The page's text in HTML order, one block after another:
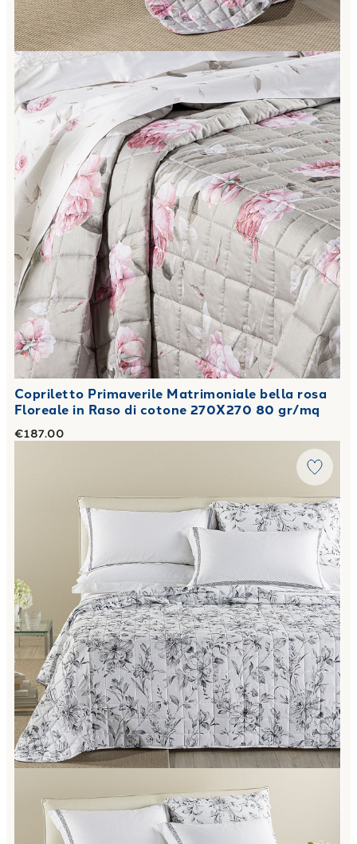
Copriletto Primaverile Matrimoniale bella rosa
Floreale in Raso di cotone 270X270 80 gr/mq
€187.00
Copriletto Primaverile Matrimoniale tea Floreale